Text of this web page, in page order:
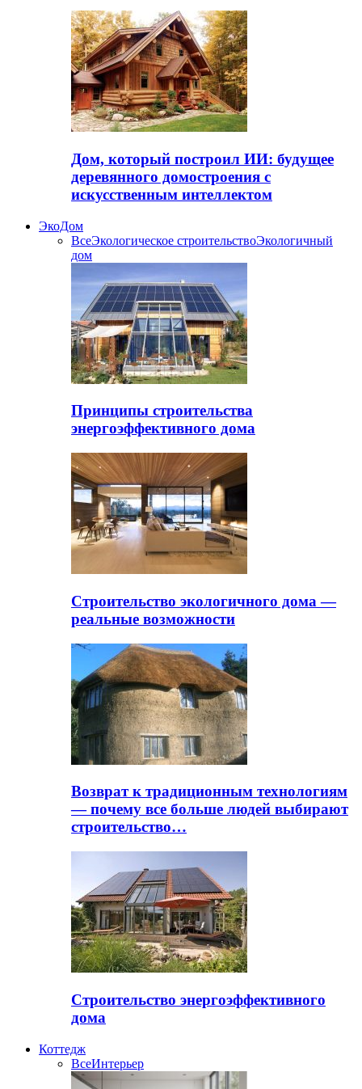
Дом, который построил ИИ: будущее
деревянного домостроения с
искусственным интеллектом
ЭкоДом
ВсеЭкологическое строительствоЭкологичный
дом
Принципы строительства
энергоэффективного дома
Строительство экологичного дома —
реальные возможности
Возврат к традиционным технологиям
— почему все больше людей выбирают
строительство…
Строительство энергоэффективного
дома
Коттедж
ВсеИнтерьер